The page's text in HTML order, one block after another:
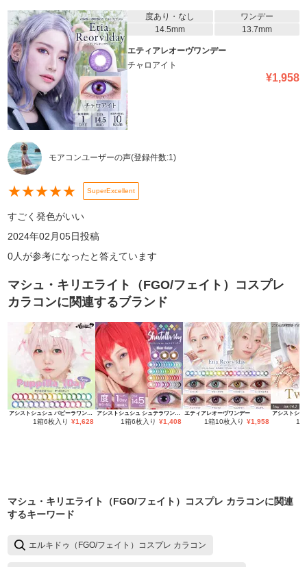
度あり・なし
ワンデー
14.5mm
13.7mm
エティアレオーヴワンデー
チャロアイト
¥1,958
モアコンユーザーの声(登録件数:1)
★★★★★ SuperExcellent
すごく発色がいい
2024年02月05日投稿
0人が参考になったと答えています
マシュ・キリエライト（FGO/フェイト）コスプレ
カラコンに関連するブランド
アシストシュシュ パピーラワンデー
1箱6枚入り ¥1,628
アシストシュシュ シュテラワンデー
1箱6枚入り ¥1,408
エティアレオーヴワンデー
1箱10枚入り ¥1,958 1
マシュ・キリエライト（FGO/フェイト）コスプレ カラコンに関連
するキーワード
エルキドゥ（FGO/フェイト）コスプレ カラコン